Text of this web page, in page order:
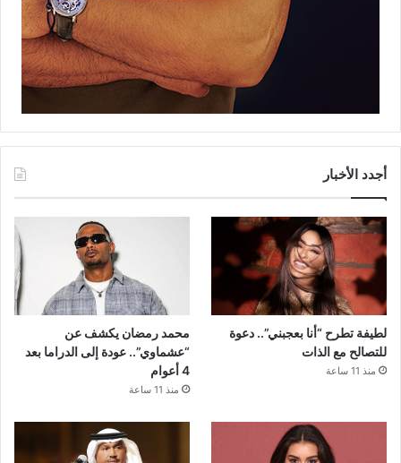
أجدد الأخبار
لطيفة تطرح “أنا بعجبني”.. دعوة
للتصالح مع الذات
منذ 11 ساعة
محمد رمضان يكشف عن
“عشماوي”.. عودة إلى الدراما بعد
4 أعوام
منذ 11 ساعة